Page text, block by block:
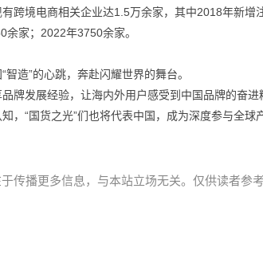
跨境电商相关企业达1.5万余家，其中2018年新增
家；2022年3750余家。
造”的心跳，奔赴闪耀世界的舞台。
牌发展经验，让海内外用户感受到中国品牌的奋进
，“国货之光”们也将代表中国，成为深度参与全球
传播更多信息，与本站立场无关。仅供读者参考